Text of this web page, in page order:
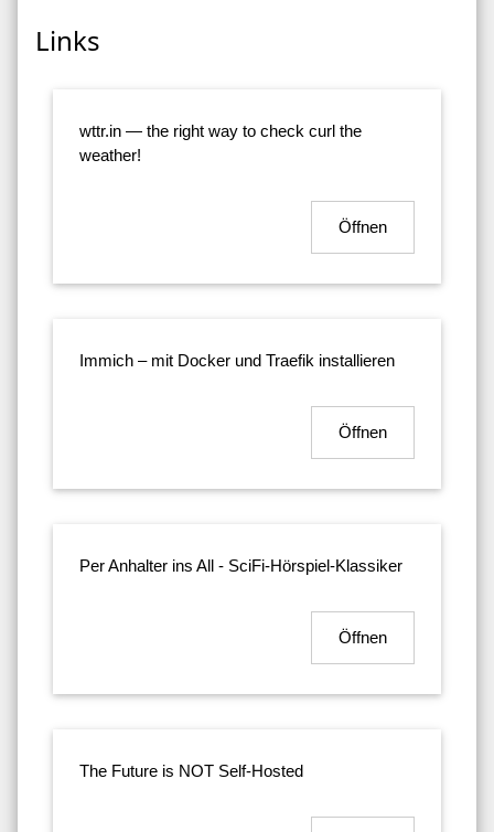
Links
wttr.in — the right way to check curl the
weather!
Öffnen
Immich – mit Docker und Traefik installieren
Öffnen
Per Anhalter ins All - SciFi-Hörspiel-Klassiker
Öffnen
The Future is NOT Self-Hosted